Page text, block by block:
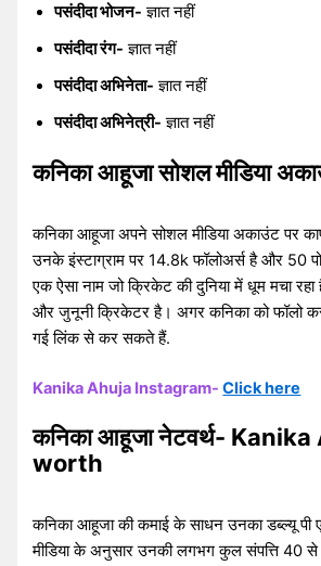
पसंदीदा भोजन- ज्ञात नहीं
पसंदीदा रंग- ज्ञात नहीं
पसंदीदा अभिनेता- ज्ञात नहीं
पसंदीदा अभिनेत्री- ज्ञात नहीं
कनिका आहूजा सोशल मीडिया
कनिका आहूजा अपने सोशल मीडिया अकाउंट पर
उनके इंस्टाग्राम पर 14.8k फॉलोअर्स है और 50
एक ऐसा नाम जो क्रिकेट की दुनिया में धूम मचा रहा
और जुनूनी क्रिकेटर है। अगर कनिका को फॉलो
गई लिंक से कर सकते हैं.
Kanika Ahuja Instagram-Click here
कनिका आहूजा नेटवर्थ-
worth
कनिका आहूजा की कमाई के साधन उनका डब्ल्यू पी
मीडिया के अनुसार उनकी लगभग कुल संपत्ति 40